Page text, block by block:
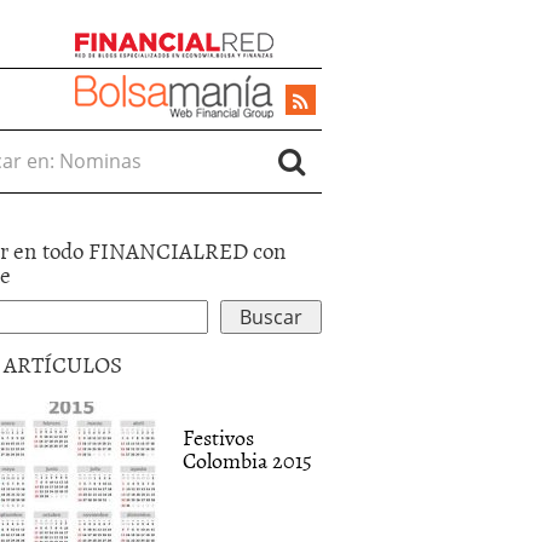
en:
en todo FINANCIALRED con
ARTÍCULOS
Festivos
Colombia 2015